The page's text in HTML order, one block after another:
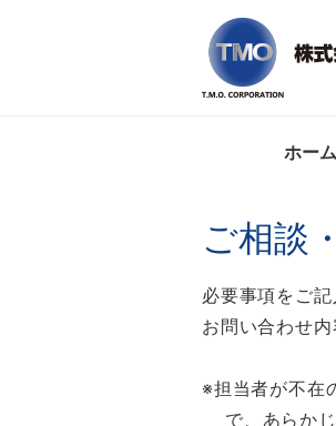
ホーム
ご相談
必要事項をご
お問い合わせ内
担当者が不在
で、あらか